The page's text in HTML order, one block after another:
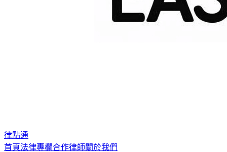
律點通
首頁法律專欄合作律師關於我們